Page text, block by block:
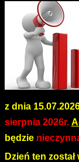
z dnia
sierpnia 2026r.
będzie
Dzień ten został